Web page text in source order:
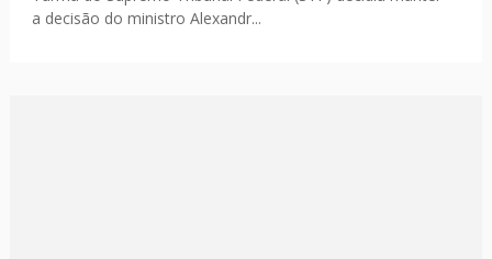
a decisão do ministro Alexandr...